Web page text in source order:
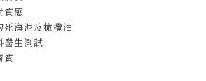
質感
死海泥及橄欖油
醫生測試
質